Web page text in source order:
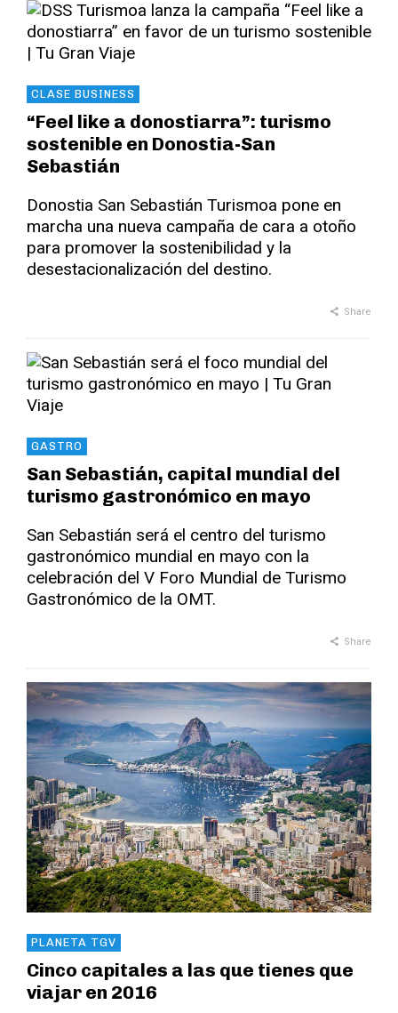
CLASE BUSINESS
“Feel like a donostiarra”: turismo
sostenible en Donostia-San
Sebastián
Donostia San Sebastián Turismoa pone en
marcha una nueva campaña de cara a otoño
para promover la sostenibilidad y la
desestacionalización del destino.
Share
GASTRO
San Sebastián, capital mundial del
turismo gastronómico en mayo
San Sebastián será el centro del turismo
gastronómico mundial en mayo con la
celebración del V Foro Mundial de Turismo
Gastronómico de la OMT.
Share
PLANETA TGV
Cinco capitales a las que tienes que
viajar en 2016